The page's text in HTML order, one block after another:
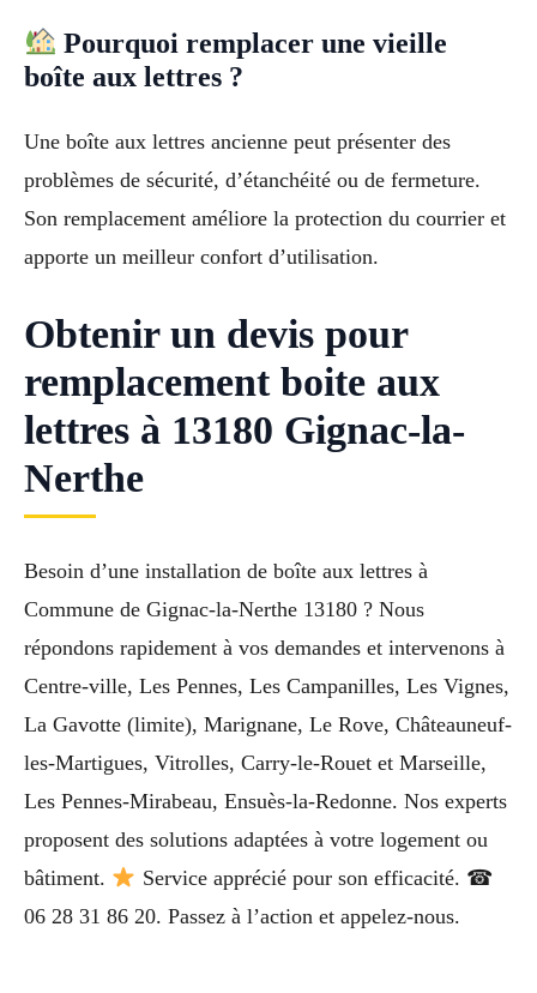
Pourquoi remplacer une vieille
boîte aux lettres ?
Une boîte aux lettres ancienne peut présenter des
problèmes de sécurité, d’étanchéité ou de fermeture.
Son remplacement améliore la protection du courrier et
apporte un meilleur confort d’utilisation.
Obtenir un devis pour
remplacement boite aux
lettres à 13180 Gignac-la-
Nerthe
Besoin d’une installation de boîte aux lettres à
Commune de Gignac-la-Nerthe 13180 ? Nous
répondons rapidement à vos demandes et intervenons à
Centre-ville, Les Pennes, Les Campanilles, Les Vignes,
La Gavotte (limite), Marignane, Le Rove, Châteauneuf-
les-Martigues, Vitrolles, Carry-le-Rouet et Marseille,
Les Pennes-Mirabeau, Ensuès-la-Redonne. Nos experts
proposent des solutions adaptées à votre logement ou
bâtiment.
Service apprécié pour son efficacité. ☎
06 28 31 86 20. Passez à l’action et appelez-nous.